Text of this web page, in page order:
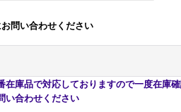
問い合わせください
品で対応しておりますので一度在庫確
合わせください